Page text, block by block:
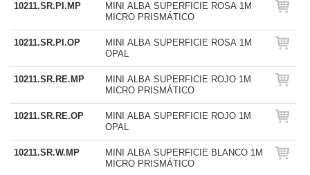
10211.SR.PI.MP
MINI ALBA SUPERFICIE ROSA 1M
MICRO PRISMÁTICO
10211.SR.PI.OP
MINI ALBA SUPERFICIE ROSA 1M
OPAL
10211.SR.RE.MP
MINI ALBA SUPERFICIE ROJO 1M
MICRO PRISMÁTICO
10211.SR.RE.OP
MINI ALBA SUPERFICIE ROJO 1M
OPAL
10211.SR.W.MP
MINI ALBA SUPERFICIE BLANCO 1M
MICRO PRISMÁTICO